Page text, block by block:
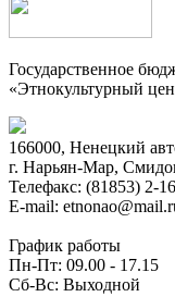
Государственное
«Этнокультурный
166000, Ненецкий
г. Нарьян-Мар,
Телефакс: (81853) 2-
E-mail:
График работы
Пн-Пт: 09.00 - 17.15
Сб-Вс: Выходной